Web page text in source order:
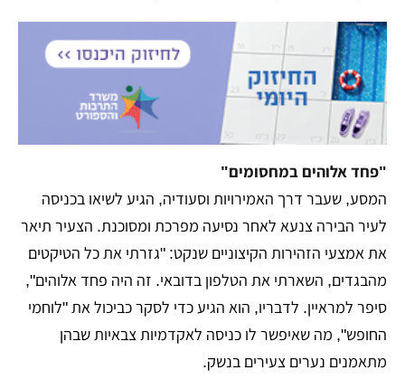
"פחד אלוהים במחסומים"
המסע, שעבר דרך האמירויות וסעודיה, הגיע לשיאו בכניסה
לעיר הבירה צנעא לאחר נסיעה מפרכת ומסוכנת. הצעיר תיאר
את אמצעי הזהירות הקיצוניים שנקט: "גזרתי את כל הטיקטים
מהבגדים, השארתי את הטלפון בדובאי. זה היה פחד אלוהים",
סיפר למראיין. לדבריו, הוא הגיע כדי לסקר כביכול את "לוחמי
החופש", מה שאיפשר לו כניסה לאקדמיות צבאיות שבהן
מתאמנים נערים צעירים בנשק.